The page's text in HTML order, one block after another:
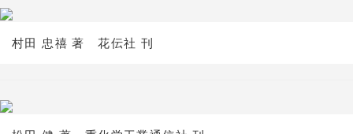
村田 忠禧 著 花伝社 刊